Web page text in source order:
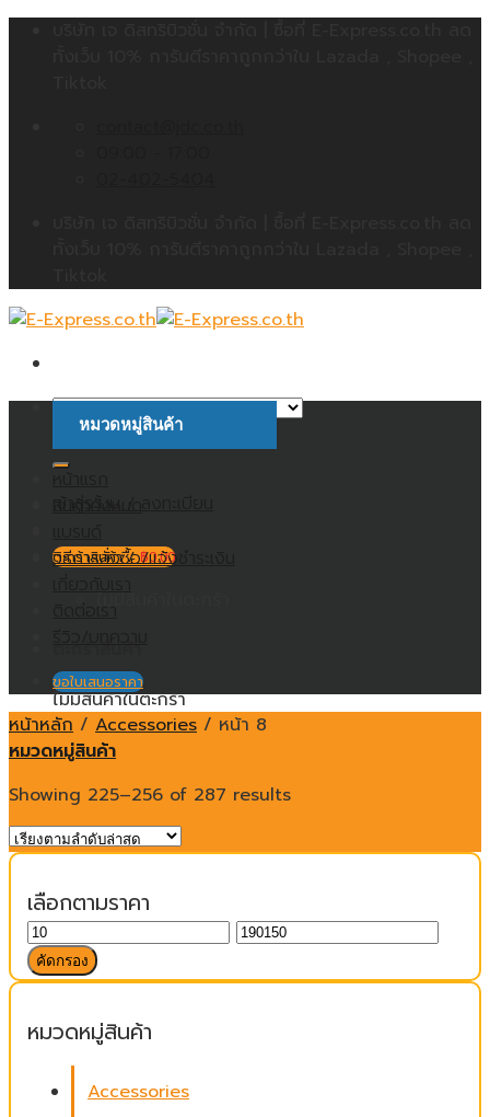
ค้นหา:
ตะกร้าสินค้า /฿0.00
ไม่มีสินค้าในตะกร้า
หมวดหมู่สินค้า
วิธีการสั่งซื้อ/แจ้งชำระเงิน
ติดต่อเรา
ขอใบเสนอราคา
หน้าหลัก / Accessories / หน้า 8
หมวดหมู่สินค้า
Showing 225–256 of 287 results
เลือกตามราคา
ราคา
ต่ำ
สุด
ราคา
คัดกรอง
หมวดหมู่สินค้า
Accessories